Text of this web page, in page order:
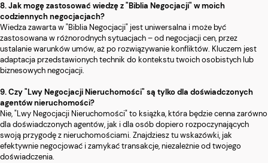
8. Jak mogę zastosować wiedzę z "Biblia Negocjacji" w moich
codziennych negocjacjach?
Wiedza zawarta w "Biblia Negocjacji" jest uniwersalna i może być
zastosowana w różnorodnych sytuacjach – od negocjacji cen, przez
ustalanie warunków umów, aż po rozwiązywanie konfliktów. Kluczem jest
adaptacja przedstawionych technik do kontekstu twoich osobistych lub
biznesowych negocjacji.
9. Czy "Lwy Negocjacji Nieruchomości" są tylko dla doświadczonych
agentów nieruchomości?
Nie, "Lwy Negocjacji Nieruchomości" to książka, która będzie cenna zarówno
dla doświadczonych agentów, jak i dla osób dopiero rozpoczynających
swoją przygodę z nieruchomościami. Znajdziesz tu wskazówki, jak
efektywnie negocjować i zamykać transakcje, niezależnie od twojego
doświadczenia.